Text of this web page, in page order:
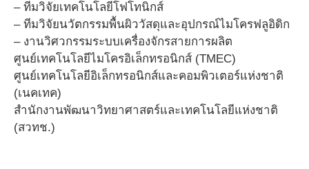
– ทีมวิจัยเทคโนโลยีโฟโทนิกส์
– ทีมวิจัยนวัตกรรมพื้นผิววัสดุและอุปกรณ์ไมโครฟลูอิดิก
– งานวิศวกรรมระบบเครื่องจักรสายการผลิต
ศูนย์เทคโนโลยีไมโครอิเล็กทรอนิกส์ (TMEC)
ศูนย์เทคโนโลยีอิเล็กทรอนิกส์และคอมพิวเตอร์แห่งชาติ
(เนคเทค)
สำนักงานพัฒนาวิทยาศาสตร์และเทคโนโลยีแห่งชาติ
(สวทช.)